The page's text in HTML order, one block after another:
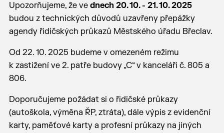
Upozorňujeme, že ve dnech 20. 10. - 21. 10. 2025
budou z technických důvodů uzavřeny přepážky
agendy řidičských průkazů Městského úřadu Břeclav.
Od 22. 10. 2025 budeme v omezeném režimu
k zastižení ve 2. patře budovy „C“ v kanceláři č. 805 a
806.
Doporučujeme požádat si o řidičské průkazy
(autoškola, výměna ŘP, ztráta), dále výpis z evidenční
karty, paměťové karty a profesní průkazy na jiných